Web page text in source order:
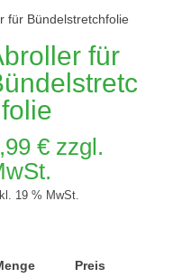
für Bündelstretchfolie
für
€ zzgl.
19 % MwSt.
Preis